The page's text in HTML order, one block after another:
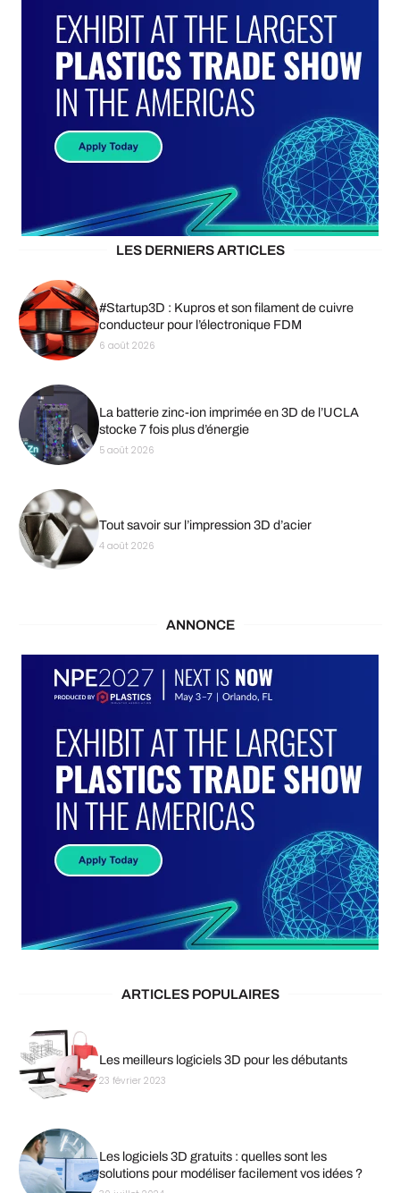
LES DERNIERS ARTICLES
#Startup3D : Kupros et son filament de cuivre
conducteur pour l’électronique FDM
6 août 2026
La batterie zinc-ion imprimée en 3D de l’UCLA
stocke 7 fois plus d’énergie
5 août 2026
Tout savoir sur l’impression 3D d’acier
4 août 2026
ANNONCE
ARTICLES POPULAIRES
Les meilleurs logiciels 3D pour les débutants
23 février 2023
Les logiciels 3D gratuits : quelles sont les
solutions pour modéliser facilement vos idées ?